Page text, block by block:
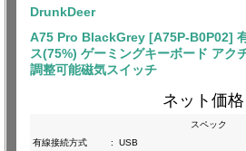
DrunkDeer
A75 Pro BlackGrey [A75P-B0P02]
ス(75%) ゲーミングキーボード アク
調整可能磁気スイッチ
ネット価格
スペック
有線接続方式
: USB